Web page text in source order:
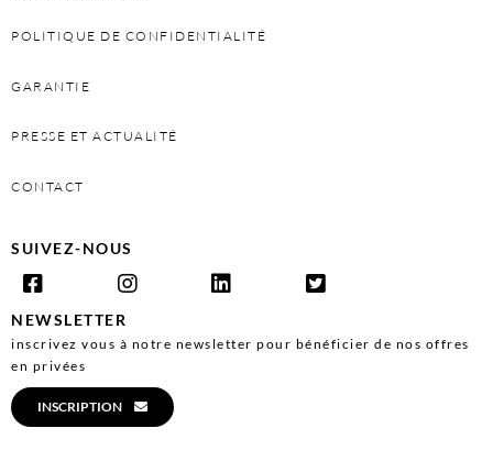
POLITIQUE DE CONFIDENTIALITÉ
GARANTIE
PRESSE ET ACTUALITÉ
CONTACT
SUIVEZ-NOUS
NEWSLETTER
inscrivez vous à notre newsletter pour bénéficier de nos offres
en privées
INSCRIPTION